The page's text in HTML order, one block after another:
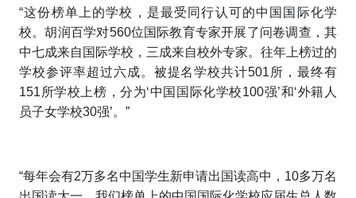
“这份榜单上的学校，是最受同行认可的中国国际化学
校。胡润百学对560位国际教育专家开展了问卷调查，其
中七成来自国际学校，三成来自校外专家。往年上榜过的
学校参评率超过六成。被提名学校共计501所，最终有
151所学校上榜，分为‘中国国际化学校100强’和‘外籍人
员子女学校30强’。”
“每年会有2万多名中国学生新申请出国读高中，10多万名